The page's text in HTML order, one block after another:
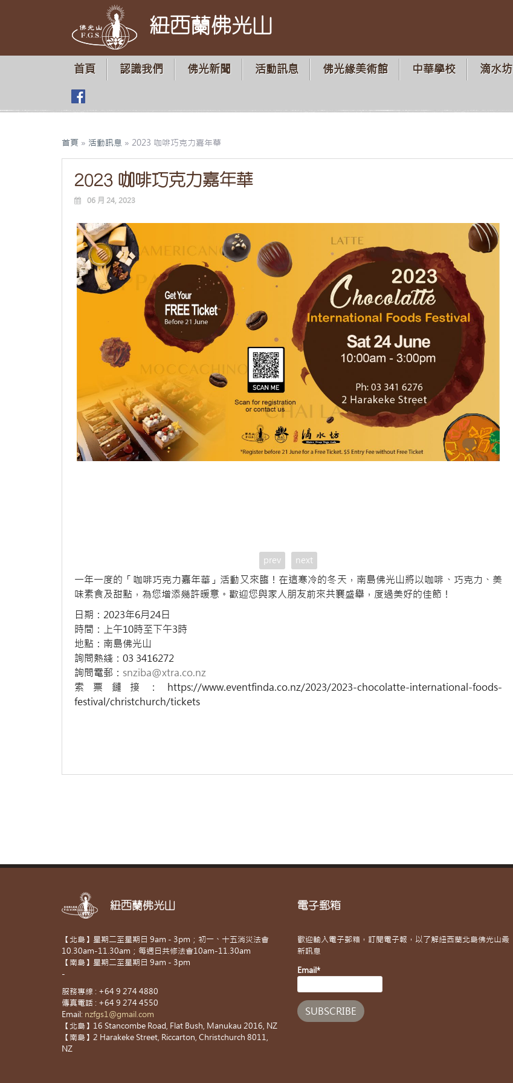
紐西蘭佛光山
首頁 認識我們 佛光新聞 活動訊息 佛光緣美術館 中華學校 滴水坊
首頁 » 活動訊息 » 2023 咖啡巧克力嘉年華
2023 咖啡巧克力嘉年華
06 月 24, 2023
prev next
一年一度的「咖啡巧克力嘉年華」活動又來臨！在這寒冷的冬天，南島佛光山將以咖啡、巧克力、美
味素食及甜點，為您增添幾許暖意。歡迎您與家人朋友前來共襄盛舉，度過美好的佳節！
日期：2023年6月24日
時間：上午10時至下午3時
地點：南島佛光山
詢問熱綫：03 3416272
詢問電郵： snziba@xtra.co.nz
索票鏈接：https://www.eventfinda.co.nz/2023/2023-chocolatte-international-foods-
festival/christchurch/tickets
紐西蘭佛光山
【北島】星期二至星期日 9am - 3pm；初一、十五消災法會
10.30am-11.30am；每週日共修法會10am-11.30am
【南島】星期二至星期日 9am - 3pm
-
服務專線 : +64 9 274 4880
傳真電話 : +64 9 274 4550
Email: nzfgs1@gmail.com
【北島】16 Stancombe Road, Flat Bush, Manukau 2016, NZ
【南島】2 Harakeke Street, Riccarton, Christchurch 8011,
NZ
電子郵箱
歡迎輸入電子郵箱，訂閱電子報，以了解紐西蘭北島佛光山最
新訊息
Email*